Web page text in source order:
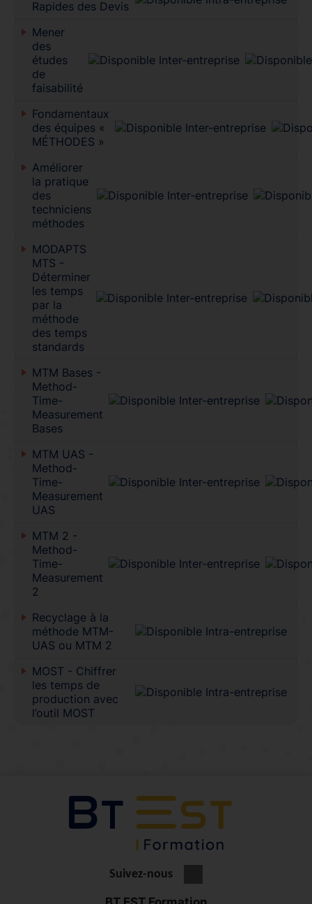
Rapides des Devis
Mener
des
études
de
faisabilité
Fondamentaux
des équipes «
MÉTHODES »
Améliorer
la pratique
des
techniciens
méthodes
MODAPTS
MTS -
Déterminer
les temps
par la
méthode
des temps
standards
MTM Bases -
Method-
Time-
Measurement
Bases
MTM UAS -
Method-
Time-
Measurement
UAS
MTM 2 -
Method-
Time-
Measurement
2
Recyclage à la
méthode MTM-
UAS ou MTM 2
MOST - Chiffrer
les temps de
production avec
l’outil MOST
Suivez-nous